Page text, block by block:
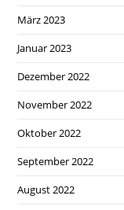
März 2023
Januar 2023
Dezember 2022
November 2022
Oktober 2022
September 2022
August 2022